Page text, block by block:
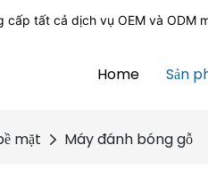
cấp tất cả dịch vụ OEM và ODM
Home Sản
mặt Máy đánh bóng gỗ